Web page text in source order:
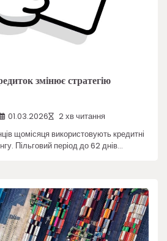
змінює стратегію
01.03.2026 2 хв читання
щомісяця використовують кредитні
Пільговий період до 62 днів…